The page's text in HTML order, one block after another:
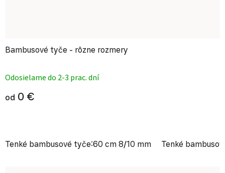
Bambusové tyče - rôzne rozmery
Odosielame do 2-3 prac. dní
od 0 €
Tenké bambusové tyče:60 cm 8/10 mm Tenké